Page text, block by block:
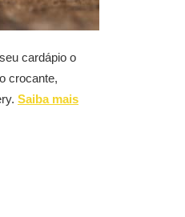
cardápio o
crocante,
Saiba mais